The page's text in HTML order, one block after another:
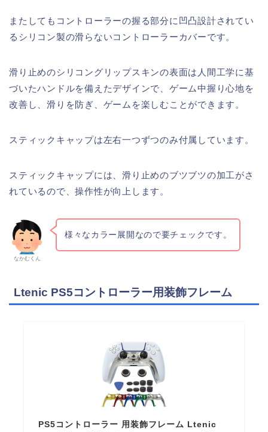
またしてもコントローラーの握る部分に凹凸設計されてい
るシリコン製の滑らないコントローラーカバーです。
滑り止めのシリコングリップスキンの表面は人間工学に基
づいたハンドルを備えたデザインで、ゲーム中握り心地を
改善し、滑りを防ぎ、ゲームを楽しむことができます。
スティックキャップは左右一つずつのみ付属しています。
スティックキャップには、滑り止めのブツブツの加工がさ
れているので、操作性が向上します。
なかむくん
様々なカラー展開なので要チェックです。
Ltenic PS5コントローラー用装飾フレーム
PS5コントローラー 用装飾フレーム Ltenic